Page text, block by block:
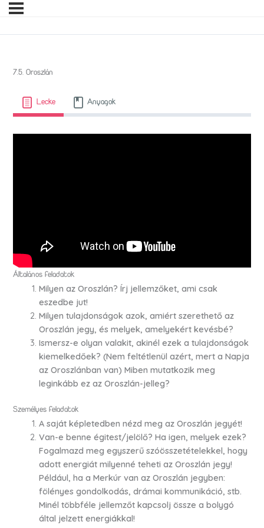
7.5. Oroszlán
Lecke Anyagok
Általános feladatok
Milyen az Oroszlán? Írj jellemzőket, ami csak
eszedbe jut!
Milyen tulajdonságok azok, amiért szerethető az
Oroszlán jegy, és melyek, amelyekért kevésbé?
Ismersz-e olyan valakit, akinél ezek a tulajdonságok
kiemelkedőek? (Nem feltétlenül azért, mert a Napja
az Oroszlánban van) Miben mutatkozik meg
leginkább ez az Oroszlán-jelleg?
Személyes feladatok
A saját képletedben nézd meg az Oroszlán jegyét!
Van-e benne égitest/jelölő? Ha igen, melyek ezek?
Fogalmazd meg egyszerű szóösszetételekkel, hogy
adott energiát milyenné teheti az Oroszlán jegy!
Például, ha a Merkúr van az Oroszlán jegyben:
fölényes gondolkodás, drámai kommunikáció, stb.
Minél többféle jellemzőt kapcsolj össze a bolygó
által jelzett energiákkal!